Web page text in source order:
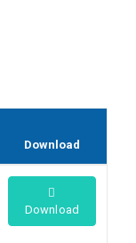
Download
Download